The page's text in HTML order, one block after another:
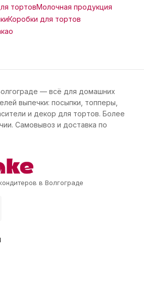
тортовМолочная продукция
Коробки для тортов
— всё для домашних
выпечки: посыпки, топперы,
и декор для тортов. Более
Самовывоз и доставка по
в Волгограде